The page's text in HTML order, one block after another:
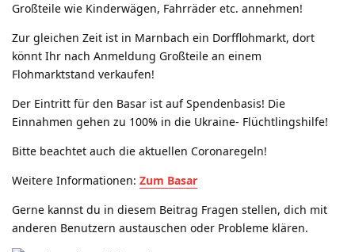
Großteile wie Kinderwägen, Fahrräder etc. annehmen!
Zur gleichen Zeit ist in Marnbach ein Dorfflohmarkt, dort
könnt Ihr nach Anmeldung Großteile an einem
Flohmarktstand verkaufen!
Der Eintritt für den Basar ist auf Spendenbasis! Die
Einnahmen gehen zu 100% in die Ukraine- Flüchtlingshilfe!
Bitte beachtet auch die aktuellen Coronaregeln!
Weitere Informationen: Zum Basar
Gerne kannst du in diesem Beitrag Fragen stellen, dich mit
anderen Benutzern austauschen oder Probleme klären.